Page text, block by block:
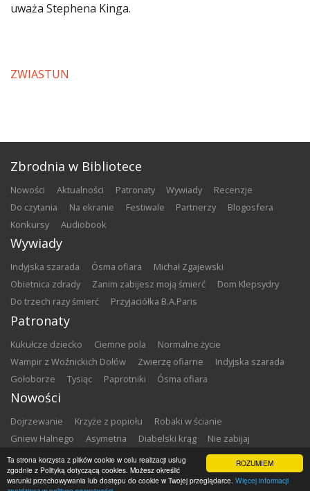
ROZUMIEM
Ta strona korzysta z plików cookie w celu realizacji usług
zgodnie z Polityką dotyczącą cookies. Możesz określić
warunki przechowywania lub dostępu do cookie w Twojej przeglądarce. Więcej informacji
uważa Stephena Kinga.
ZWIASTUN
Zbrodnia w Bibliotece
nowości aktualności patronaty wywiady
recenzje
do czytania
na ekranie festiwale partnerzy
blogosfera
konkursy
audiobook
Wywiady
Indyjska szarada Ósma ofiara
Michał Zgajewski
Obietnica zdrady
Zanim zabijesz moją śmierć
Dom Klepsydry
Do trzech razy śmierć
Przyjaciółka B.A.Paris
Patronaty
Kukułcze dziecko Ciemne pola
Normalne życie
Wampir z Woźnickich Dołów
Zwierzę ofiarne
Indyjska szarada
Gołoborze
Tysiąc Paprotniki Ósma ofiara
Nowości
Dojrzewanie Krzyże z popiołu
Robaki w ścianie
Gniew Halnego
Asymetria Diabelski krąg
Nie zabijaj
Dowody zbrodni
Zemsta Matki chrzestne
Copyright ©2026Zbrodnia w Bibliotece